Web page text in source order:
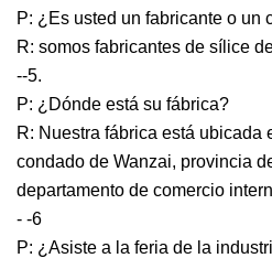
P: ¿Es usted un fabricante o un
R: somos fabricantes de sílice
--5.
P: ¿Dónde está su fábrica?
R: Nuestra fábrica está ubicada
condado de Wanzai, provincia
departamento de comercio
- -6
P: ¿Asiste a la feria de la